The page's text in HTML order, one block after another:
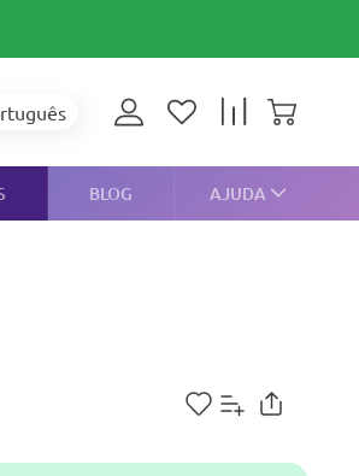
BLOG AJUDA